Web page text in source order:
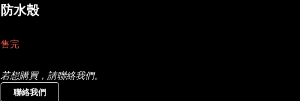
防水殼
售完
若想購買，請聯絡我們。
聯絡我們